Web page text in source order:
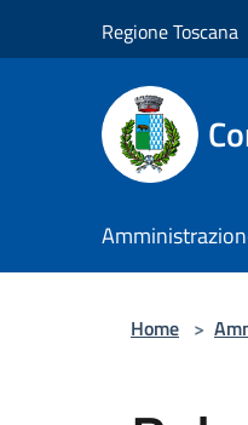
Regione Toscana
Home >